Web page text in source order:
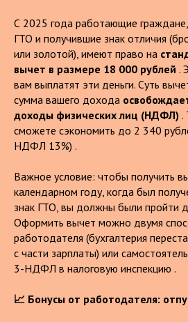
С 2025 года работающие
ГТО и получившие знак отличия
или золотой), имеют право на
вычет в размере 18 000 рублей .
вам выплатят эти деньги. Суть
сумма вашего дохода
доходы физических лиц (НДФЛ) .
сможете сэкономить до 2 340
НДФЛ 13%) .
Важное условие: чтобы получить
календарном году, когда был
знак ГТО, вы должны были пройти
Оформить вычет можно двумя
работодателя (бухгалтерия
с части зарплаты) или
3-НДФЛ в налоговую инспекцию .
📈 Бонусы от работодателя: